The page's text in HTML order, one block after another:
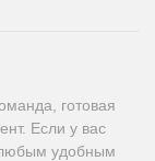
готовая
Если у вас
любым удобным